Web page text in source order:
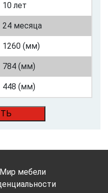
10 лет
24 месяца
1260 (мм)
784 (мм)
448 (мм)
мебели